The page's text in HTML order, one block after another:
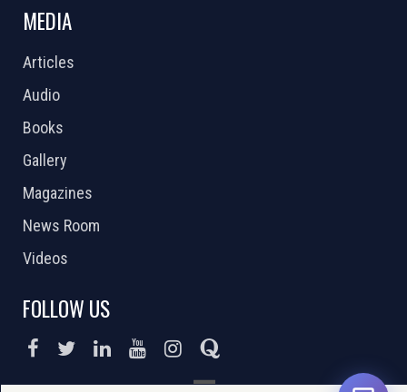
MEDIA
Articles
Audio
Books
Gallery
Magazines
News Room
Videos
FOLLOW US